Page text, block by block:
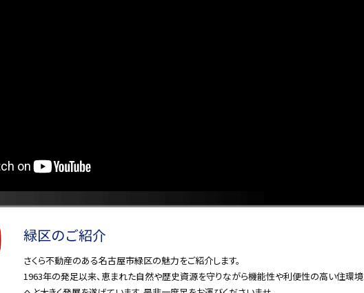
緑区のご紹介
さくら不動産のある名古屋市緑区の魅力をご紹介します。
1963年の発足以来、恵まれた自然や歴史資源を守りながら機能性や利便性の高い住環境